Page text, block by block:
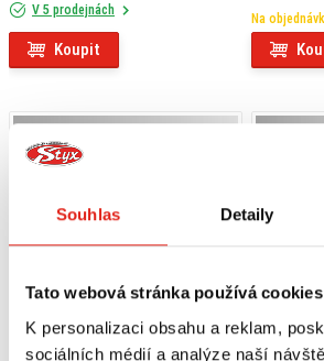
Souhlas Detaily
Tato webová stránka používá cookies
K personalizaci obsahu a reklam,
sociálních médií a analýze naší
V 5 prodejnách
Koupit
Na